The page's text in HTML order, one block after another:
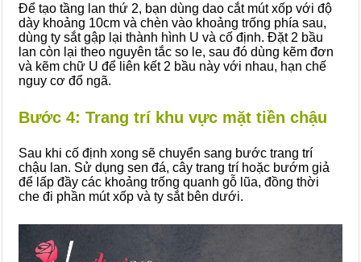
Để tạo tầng lan thứ 2, bạn dùng dao cắt mút xốp với độ
dày khoảng 10cm và chèn vào khoảng trống phía sau,
dùng ty sắt gập lại thành hình U và cố định. Đặt 2 bầu
lan còn lại theo nguyên tắc so le, sau đó dùng kẽm đơn
và kẽm chữ U để liên kết 2 bầu này với nhau, hạn chế
nguy cơ đổ ngã.
Bước 4: Trang trí khu vực mặt tiền chậu
Sau khi cố định xong sẽ chuyển sang bước trang trí
chậu lan. Sử dụng sen đá, cây trang trí hoặc bướm giả
để lấp đầy các khoảng trống quanh gỗ lũa, đồng thời
che đi phần mút xốp và ty sắt bên dưới.